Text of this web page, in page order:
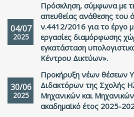
04/07
2025
Πρόσκληση, σύμφωνα με
απευθείας ανάθεσης του
ν.4412/2016 για το έργο
εργασίες διαμόρφωσης
εγκατάσταση
Κέντρου Δικτύων».
30/06
2025
Προκήρυξη νέων θέσεων
Διδακτόρων της Σχολής
Μηχανικών και
ακαδημαϊκό έτος 2025-